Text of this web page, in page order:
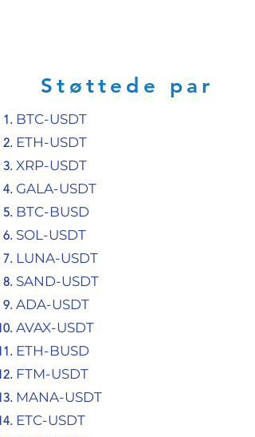
Støttede par
BTC-USDT
ETH-USDT
XRP-USDT
GALA-USDT
BTC-BUSD
SOL-USDT
LUNA-USDT
SAND-USDT
ADA-USDT
AVAX-USDT
ETH-BUSD
FTM-USDT
MANA-USDT
ETC-USDT